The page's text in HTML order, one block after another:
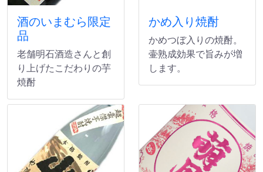
酒のいまむら限定
品
老舗明石酒造さんと創
り上げたこだわりの芋
焼酎
かめ入り焼酎
かめつぼ入りの焼酎。
壷熟成効果で旨みが増
します。